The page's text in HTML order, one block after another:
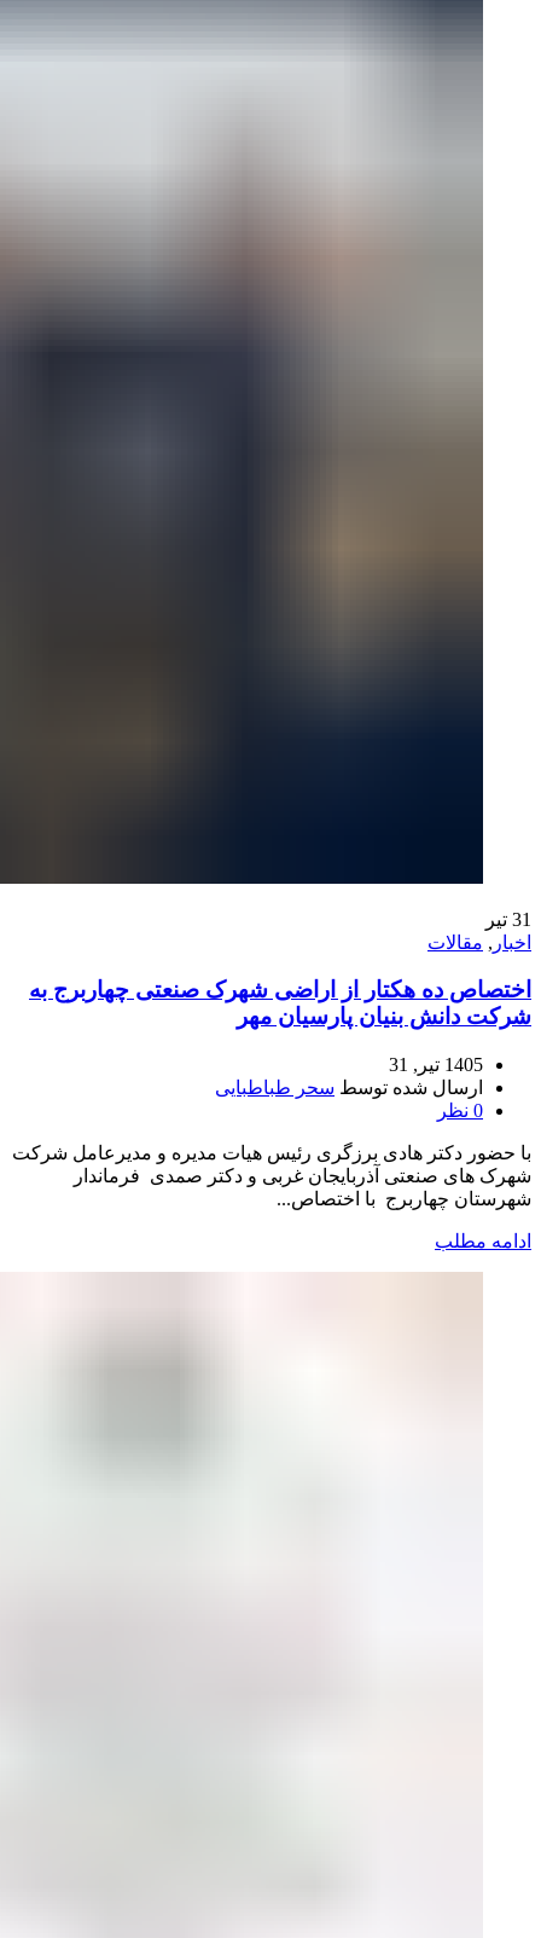
31 تیر
اخبار , مقالات
اختصاص ده هکتار از اراضی شهرک صنعتی چهاربرج به
شرکت دانش بنیان پارسیان مهر
1405 تیر, 31
ارسال شده توسط سحر طباطبایی
0 نظر
با حضور دکتر هادی برزگری رئیس هیات مدیره و مدیرعامل شرکت
شهرک های صنعتی آذربایجان غربی و دکتر صمدی فرماندار
شهرستان چهاربرج با اختصاص...
ادامه مطلب